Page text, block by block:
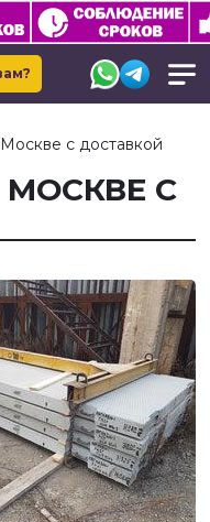
с доставкой
МОСКВЕ С